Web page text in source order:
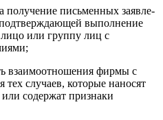
получение письменных заявле­
выполнение
или группу лиц с
взаимоотношения фирмы с
случаев, которые наносят
содержат признаки